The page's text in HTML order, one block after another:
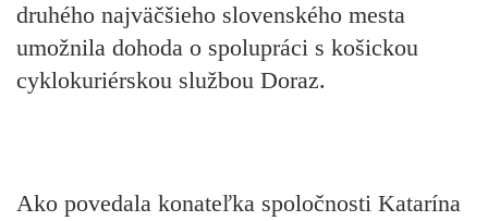
druhého najväčšieho slovenského mesta
umožnila dohoda o spolupráci s košickou
cyklokuriérskou službou Doraz.
Ako povedala konateľka spoločnosti Katarína